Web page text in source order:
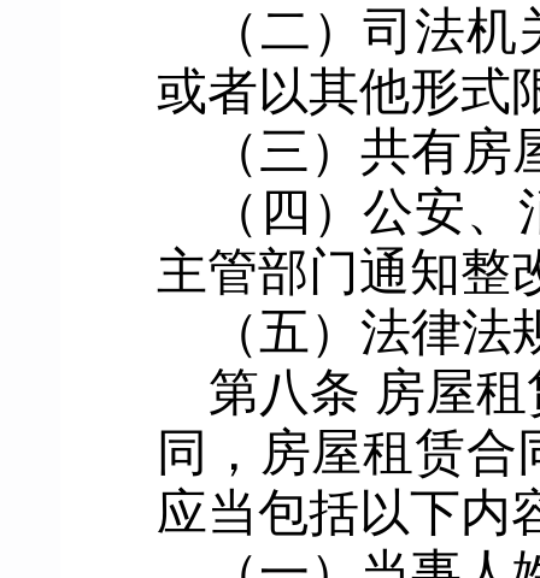
（二）司法机
或者以其他形式
（三） 共有房
（四）公安、
主管部门通知整
（五）法律
第八条 房屋
同，房屋租赁
应当包括以下内